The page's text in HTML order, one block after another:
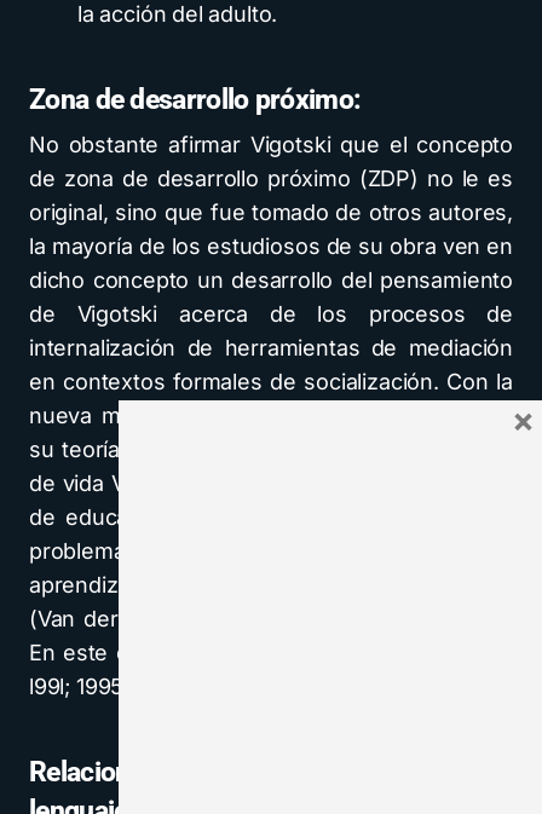
la acción del adulto.
Zona de desarrollo próximo:
No obstante afirmar Vigotski que el concepto
de zona de desarrollo próximo (ZDP) no le es
original, sino que fue tomado de otros autores,
la mayoría de los estudiosos de su obra ven en
dicho concepto un desarrollo del pensamiento
de Vigotski acerca de los procesos de
internalización de herramientas de mediación
en contextos formales de socialización. Con la
nueva mirada que le otorga la formulación de
su teoría históricocultural, en sus últimos años
de vida Vigotski volverá a trabajar sobre temas
de educación, planteándose explícitamente el
problema de la relación entre enseñanza-
aprendizaje (obuchenie) y desarrollo cognitivo
(Van der Veer y Valsiner, 1991; Wertsch, 1988).
En este contexto es que Vigotski ( 1979; 1934/
l99l; 1995) presenta la ZDP.
Relaciones entre pensamiento y
×